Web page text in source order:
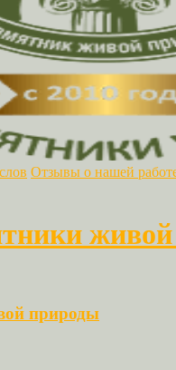
Отзывы о нашей
природы